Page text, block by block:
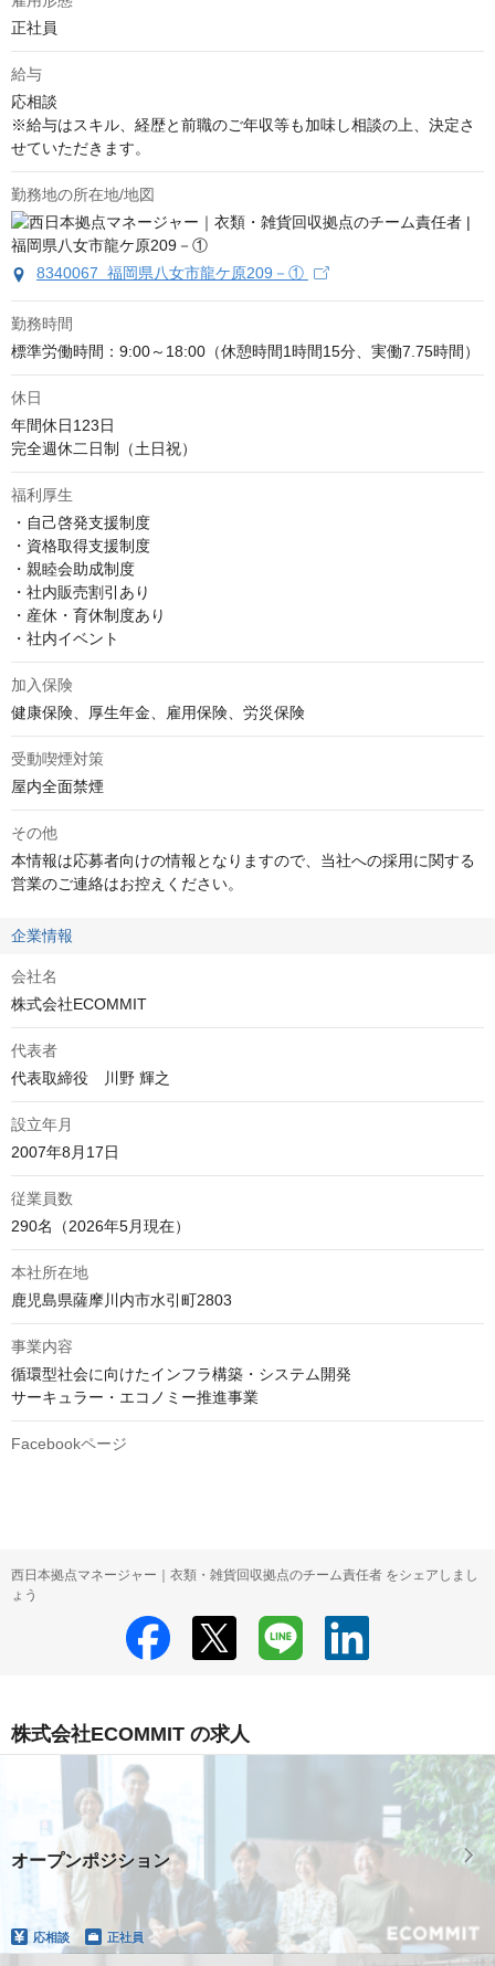
正社員
給与
応相談
※給与はスキル、経歴と前職のご年収等も加味し相談の上、決定さ
せていただきます。
勤務地の所在地/地図
8340067 福岡県八女市龍ケ原209－①
勤務時間
標準労働時間：9:00～18:00（休憩時間1時間15分、実働7.75時間）
休日
年間休日123日
完全週休二日制（土日祝）
福利厚生
・自己啓発支援制度
・資格取得支援制度
・親睦会助成制度
・社内販売割引あり
・産休・育休制度あり
・社内イベント
加入保険
健康保険、厚生年金、雇用保険、労災保険
受動喫煙対策
屋内全面禁煙
その他
本情報は応募者向けの情報となりますので、当社への採用に関する
営業のご連絡はお控えください。
企業情報
会社名
株式会社ECOMMIT
代表者
代表取締役　川野 輝之
設立年月
2007年8月17日
従業員数
290名（2026年5月現在）
本社所在地
鹿児島県薩摩川内市水引町2803
事業内容
循環型社会に向けたインフラ構築・システム開発
サーキュラー・エコノミー推進事業
Facebookページ
西日本拠点マネージャー｜衣類・雑貨回収拠点のチーム責任者 をシェアしまし
ょう
株式会社ECOMMIT の求人
オープンポジション
応相談 正社員